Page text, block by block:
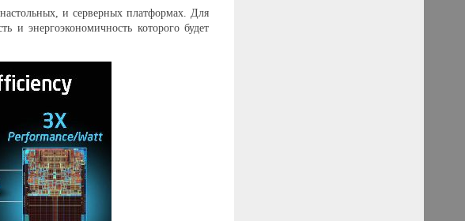
и серверных платформах. Для
и энергоэкономичность которого будет